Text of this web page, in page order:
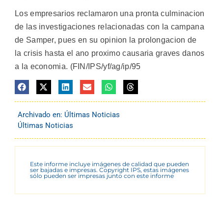
Los empresarios reclamaron una pronta culminacion
de las investigaciones relacionadas con la campana
de Samper, pues en su opinion la prolongacion de
la crisis hasta el ano proximo causaria graves danos
a la economia. (FIN/IPS/yf/ag/ip/95
Archivado en: Últimas Noticias
Últimas Noticias
Este informe incluye imágenes de calidad que pueden
ser bajadas e impresas. Copyright IPS, estas imágenes
sólo pueden ser impresas junto con este informe